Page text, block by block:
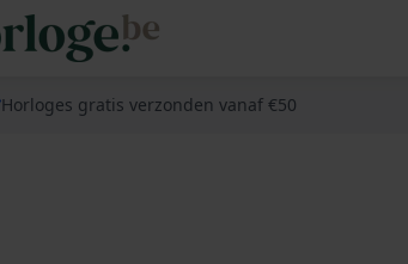
Horloges gratis verzonden vanaf €50